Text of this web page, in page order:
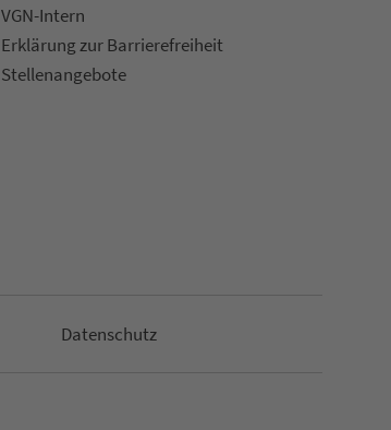
VGN-Intern
Erklärung zur Bar­ri­e­re­frei­heit
Stellenan­ge­bote
Da­ten­schutz